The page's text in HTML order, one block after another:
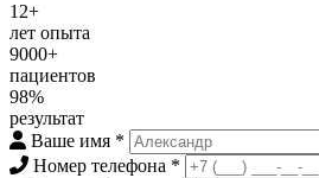
12+
лет опыта
9000+
пациентов
98%
результат
Ваше имя *
Номер телефона *